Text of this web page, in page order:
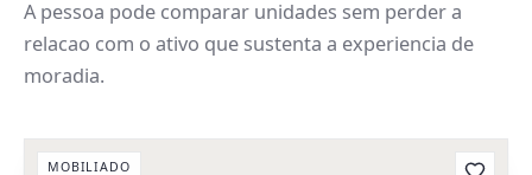
A pessoa pode comparar unidades sem perder a
relacao com o ativo que sustenta a experiencia de
moradia.
MOBILIADO